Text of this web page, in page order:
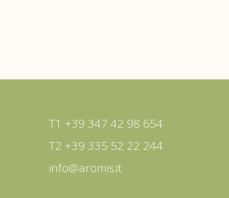
T1 +39 347 42 98 654
T2 +39 335 52 22 244
info@aromis.it